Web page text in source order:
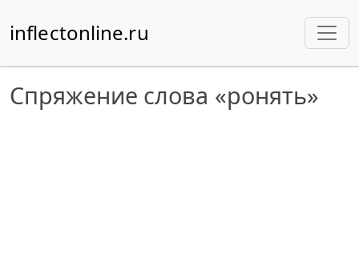
inflectonline.ru
Спряжение слова «ронять»